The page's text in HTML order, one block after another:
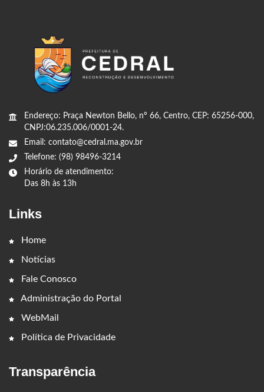
Endereço: Praça Newton Bello, nº 66, Centro, CEP: 65256-000,
CNPJ:06.235.006/0001-24.
Email: contato@cedral.ma.gov.br
Telefone: (98) 98496-3214
Horário de atendimento:
Das 8h às 13h
Links
Home
Notícias
Fale Conosco
Administração do Portal
WebMail
Política de Privacidade
Transparência